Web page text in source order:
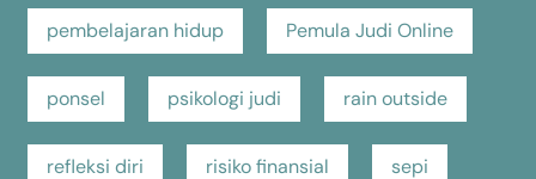
pembelajaran hidup Pemula Judi Online
ponsel psikologi judi rain outside
refleksi diri risiko finansial sepi